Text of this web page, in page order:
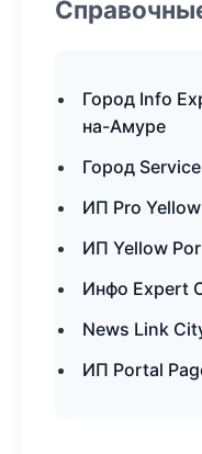
Город Info
на-Амуре
Город
ИП Pro
ИП Yellow
Инфо Expert
News Link
ИП Portal